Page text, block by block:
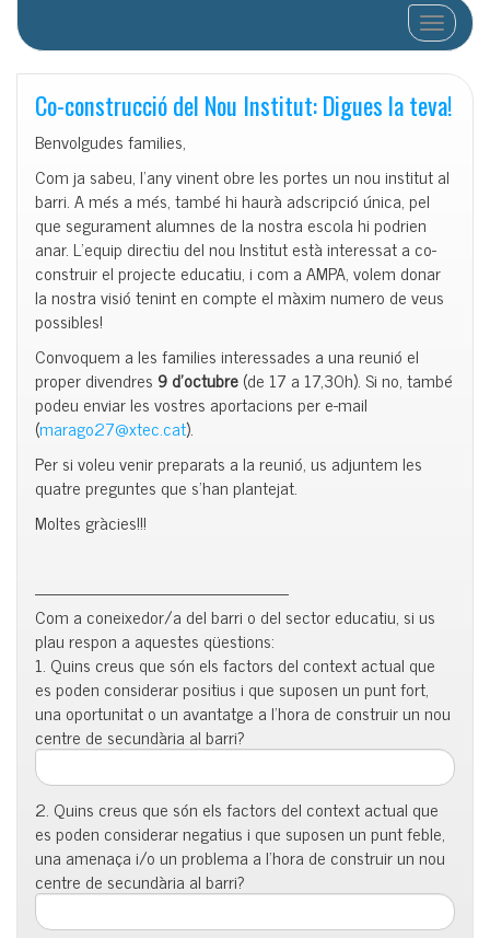
Cambiar
Co-construcció del Nou Institut: Digues la teva!
Benvolgudes families,
Com ja sabeu, l’any vinent obre les portes un nou institut al
barri. A més a més, també hi haurà adscripció única, pel
que segurament alumnes de la nostra escola hi podrien
anar. L’equip directiu del nou Institut està interessat a co-
construir el projecte educatiu, i com a AMPA, volem donar
la nostra visió tenint en compte el màxim numero de veus
possibles!
Convoquem a les families interessades a una reunió el
proper divendres 9 d’octubre(de 17 a 17,30h). Si no, també
podeu enviar les vostres aportacions per e-mail
(marago27@xtec.cat).
Per si voleu venir preparats a la reunió, us adjuntem les
quatre preguntes que s’han plantejat.
Moltes gràcies!!!
——————————————–
Com a coneixedor/a del barri o del sector educatiu, si us
plau respon a aquestes qüestions:
1. Quins creus que són els factors del context actual que
es poden considerar positius i que suposen un punt fort,
una oportunitat o un avantatge a l’hora de construir un nou
centre de secundària al barri?
2. Quins creus que són els factors del context actual que
es poden considerar negatius i que suposen un punt feble,
una amenaça i/o un problema a l’hora de construir un nou
centre de secundària al barri?